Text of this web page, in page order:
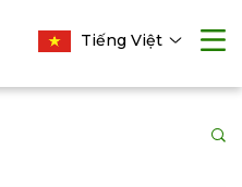
Tiếng Việt